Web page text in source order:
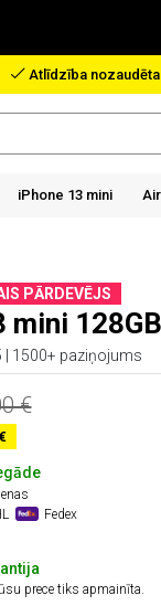
Atlīdzība
iPhone 13 mini
PĀRDEVĒJS
mini 128GB
1500+ paziņojums
€
Fedex
prece tiks apmainīta.